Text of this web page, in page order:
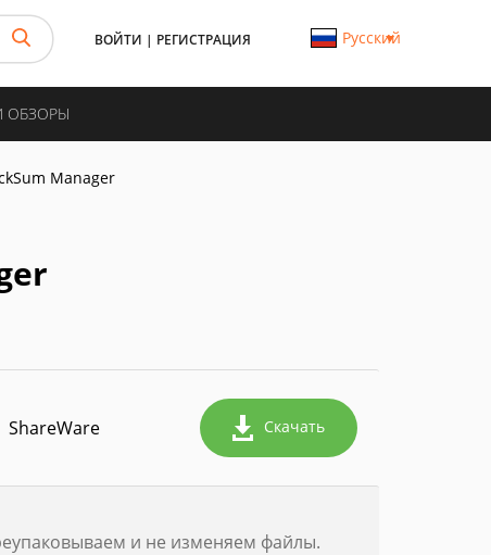
ВОЙТИ | РЕГИСТРАЦИЯ Русский
ОБЗОРЫ
Manager
ShareWare Скачать
и не изменяем файлы.